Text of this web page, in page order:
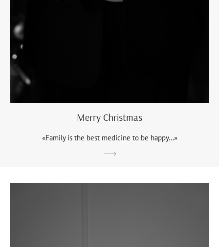
Мerry Сhristmas
«Family is the best medicine to be happy…»